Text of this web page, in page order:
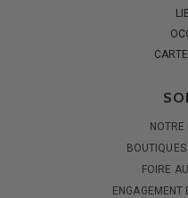
NOTRE
FOIRE
ENGAGEMENT